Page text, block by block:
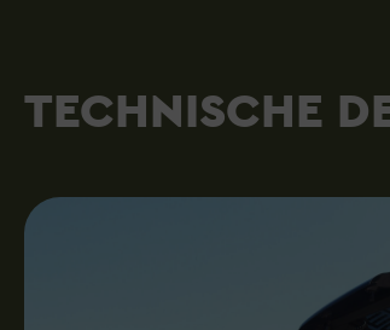
TECHNISCHE